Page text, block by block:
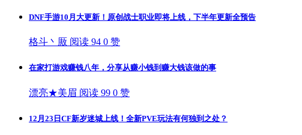
DNF手游10月大更新！原创战士职业即将上线，下半年更新全预告
格斗丶厫 阅读 94 0 赞
在家打游戏赚钱八年，分享从赚小钱到赚大钱该做的事
漂亮★美眉 阅读 99 0 赞
12月23日CF新岁迷城上线！全新PVE玩法有何独到之处？